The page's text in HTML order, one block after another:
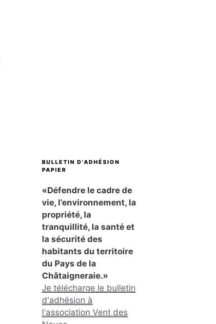
BULLETIN D’ADHÉSION
PAPIER
«Défendre le cadre de
vie, l’environnement, la
propriété, la
tranquillité, la santé et
la sécurité des
habitants du territoire
du Pays de la
Châtaigneraie.»
Je télécharge le bulletin
d'adhésion à
l'association Vent des